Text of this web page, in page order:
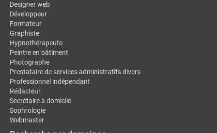
Designer web
Développeur
Formateur
Graphiste
Hypnothérapeute
Peintre en bâtiment
Photographe
Prestataire de services administratifs divers
Professionnel indépendant
Rédacteur
Secrétaire à domicile
Sophrologie
Webmaster